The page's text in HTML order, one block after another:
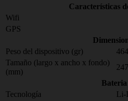
Características
Wifi
GPS
Peso del dispositivo (gr)
Tamaño (largo x ancho x fondo)
(mm)
Bateria
Tecnología
Li-